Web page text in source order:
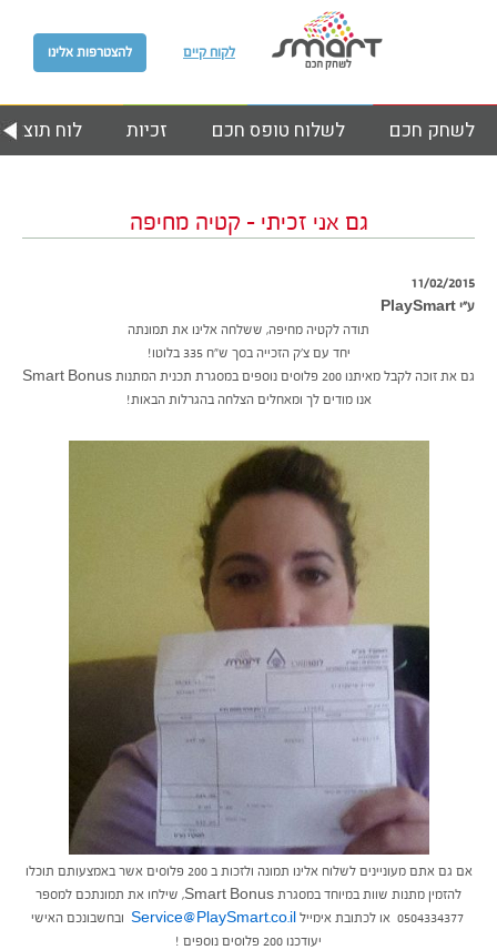
להצטרפות אלינו לקוח קיים
לוח זכיות לשלוח טופס חכם לשחק חכם
גם אני זכיתי – קטיה מחיפה
11/02/2015
ע״י PlaySmart
תודה לקטיה מחיפה, ששלחה אלינו את תמונתה
יחד עם צ’ק הזכייה בסך ש”ח 335 בלוטו!
גם את זוכה לקבל מאיתנו 200 פלוסים נוספים במסגרת תכנית המתנות Smart Bonus
אנו מודים לך ומאחלים הצלחה בהגרלות הבאות!
אם גם אתם מעוניינים לשלוח אלינו תמונה ולזכות ב 200 פלוסים אשר באמצעותם תוכלו
להזמין מתנות שוות במיוחד במסגרת Smart Bonus, שילחו את תמונתכם למספר
0504334377 או לכתובת אימייל
Service@PlaySmart.co.il ובחשבונכם האישי
יעודכנו 200 פלוסים נוספים !